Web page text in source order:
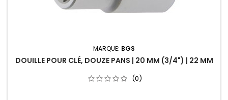
MARQUE: BGS
DOUILLE POUR CLÉ, DOUZE PANS | 20 MM (3/4") | 22 MM
(0)